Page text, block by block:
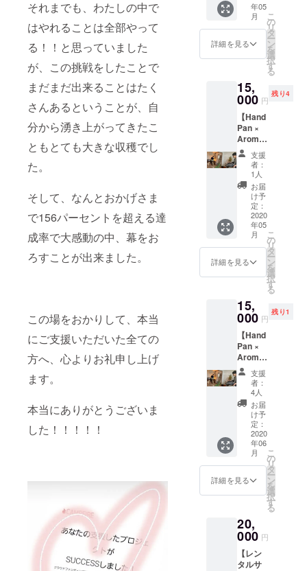
それまでも、わたしの中で
はやれることは全部やって
る！！と思っていました
が、この挑戦をしたことで
まだまだ出来ることはたく
さんあるということが、自
分から湧き上がってきたこ
ともとても大きな収穫でし
た。
そして、なんとおかげさま
で156パーセントを超える達
成率で大感動の中、幕をお
ろすことが出来ました。
この場をおかりして、本当
にご支援いただいた全ての
方へ、心よりお礼申し上げ
ます。
本当にありがとうございま
した！！！！！
けた
ら、生
活の中
とする
時間に
ただけ
たら嬉
しいで
す。 ハ
ンドパ
ンは宇
宙の
音。 ぜ
ひ、1日
の心休
まる時
間に。
メール
アドレ
スへ送
ンロー
ドでの
となり
ます！
※お届け
予定は
前後す
る可能
性もあ
ります
Matsu
moto
https://r
eomats
umoto.
com/
Tokyo
HandPa
n Lab
okyoha
ndpanla
b.com/
をアル
ファ
ベット
でご明
字・小
文字お
選び頂
けま
す。 送
料込み
の料金
となり
ます。
りたい
かわか
らない
はじめ
い セラ
ピスト
という
存在が
気にな
る 雇わ
れるこ
とを手
放し
て、サ
ロンを
やって
みたい
なにか
らはじ
めたら
いいか
話をし
たい な
んでも
どうぞ
＾＾ 60
分 お
好きな
場所か
らお好
きな時
間で。
zoom
アプリ
を使用
いたし
セルフ
リト
ション
として
も◎ た
だただ
繋がる
から By
プーさ
ん 波の
音しか
聞こえ
間で、
なーん
にもし
ない、
をしよ
う！ ス
ケ
ジュー
ル帳
に、な
にもし
ない！
と書き
込もう
＾＾ 携
帯の電
源OFF
て ただ
ただ、
風を感
じて 海
を眺め
て 波打
ち際を
歩いた
り 貝殻
ひろっ
たり
なーん
にもし
ない！
きっと
帰る頃
には、
なって
いるは
ず ワク
ワクす
ること
年05
月
詳細を見る
こ
の
リ
タ
ー
ン
を
選
択
す
る
15,
000 円
残り4
【Hand
Pan ×
Aroma
healing
retreat
5/2】 前
回大好
評でし
た、 ハ
ンドパ
ンの生
演奏の
中、好
きなア
ロマの
香りの
ヒーリ
ング
セッ
ショ
ン。 限
定5名様
の贅沢
healing
になっ
たよ
う、と
喩えて
くださ
る方
も。 そ
して、
よう、
大切な
人を大
切にし
よう。
支援
者：
1人
お届
け予
定：
2020
年05
月
詳細を見る
こ
の
リ
タ
ー
ン
を
選
択
す
る
15,
000 円
残り1
【Hand
Pan ×
Aroma
healing
retreat
6/27】
前回大
好評で
した、
ハンド
パンの
生演奏
の中、
好きな
アロマ
の香り
ヒーリ
ング
セッ
ショ
ン。 限
支援
者：
4人
お届
け予
定：
2020
年06
月
詳細を見る
こ
の
リ
タ
ー
ン
を
選
択
す
る
20,
000 円
【レン
タルサ